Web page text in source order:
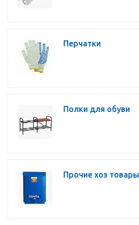
Перчатки
Полки для обуви
Прочие хоз товары